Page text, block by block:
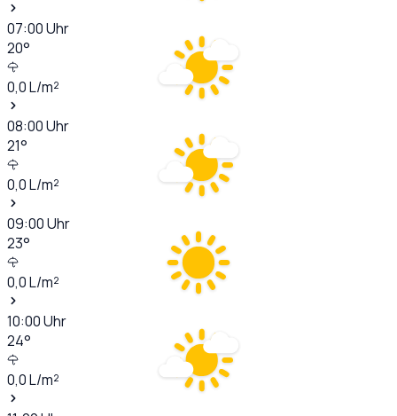
07:00Uhr
20°
0,0L/m²
08:00Uhr
21°
0,0L/m²
09:00Uhr
23°
0,0L/m²
10:00Uhr
24°
0,0L/m²